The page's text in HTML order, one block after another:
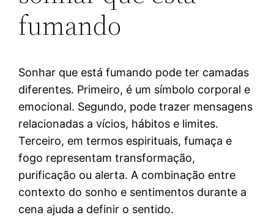
fumando
Sonhar que está fumando pode ter camadas
diferentes. Primeiro, é um símbolo corporal e
emocional. Segundo, pode trazer mensagens
relacionadas a vícios, hábitos e limites.
Terceiro, em termos espirituais, fumaça e
fogo representam transformação,
purificação ou alerta. A combinação entre
contexto do sonho e sentimentos durante a
cena ajuda a definir o sentido.